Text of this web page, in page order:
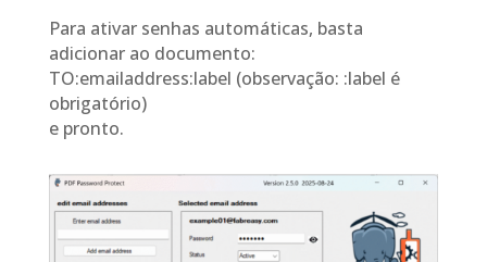
Para ativar senhas automáticas, basta
adicionar ao documento:
TO:emailaddress:label (observação: :label é
obrigatório)
e pronto.